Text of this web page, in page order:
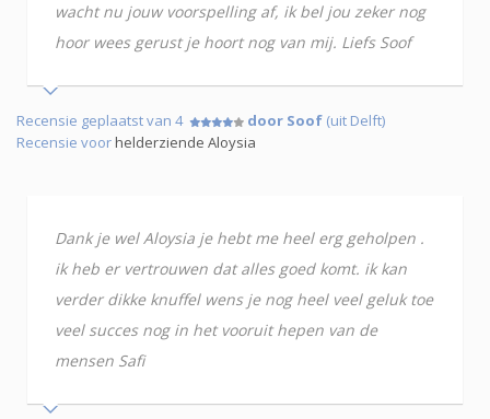
wacht nu jouw voorspelling af, ik bel jou zeker nog
hoor wees gerust je hoort nog van mij. Liefs Soof
Recensie geplaatst van 4 door Soof (uit Delft)
Recensie voorhelderziende Aloysia
Dank je wel Aloysia je hebt me heel erg geholpen .
ik heb er vertrouwen dat alles goed komt. ik kan
verder dikke knuffel wens je nog heel veel geluk toe
veel succes nog in het vooruit hepen van de
mensen Safi